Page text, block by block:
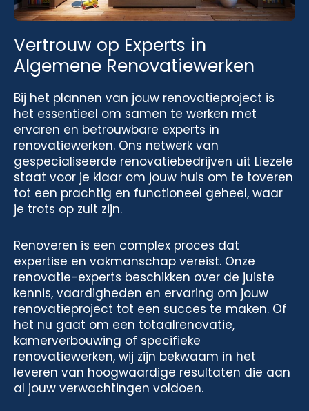
Vertrouw op Experts in
Algemene Renovatiewerken
Bij het plannen van jouw renovatieproject is
het essentieel om samen te werken met
ervaren en betrouwbare experts in
renovatiewerken. Ons netwerk van
gespecialiseerde renovatiebedrijven uit Liezele
staat voor je klaar om jouw huis om te toveren
tot een prachtig en functioneel geheel, waar
je trots op zult zijn.
Renoveren is een complex proces dat
expertise en vakmanschap vereist. Onze
renovatie-experts beschikken over de juiste
kennis, vaardigheden en ervaring om jouw
renovatieproject tot een succes te maken. Of
het nu gaat om een totaalrenovatie,
kamerverbouwing of specifieke
renovatiewerken, wij zijn bekwaam in het
leveren van hoogwaardige resultaten die aan
al jouw verwachtingen voldoen.